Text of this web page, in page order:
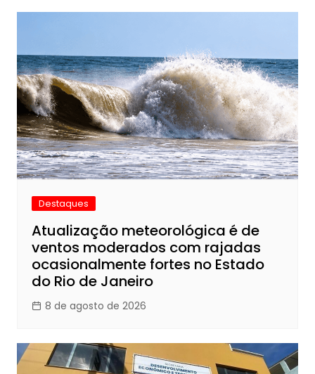
Destaques
Atualização meteorológica é de
ventos moderados com rajadas
ocasionalmente fortes no Estado
do Rio de Janeiro
8 de agosto de 2026